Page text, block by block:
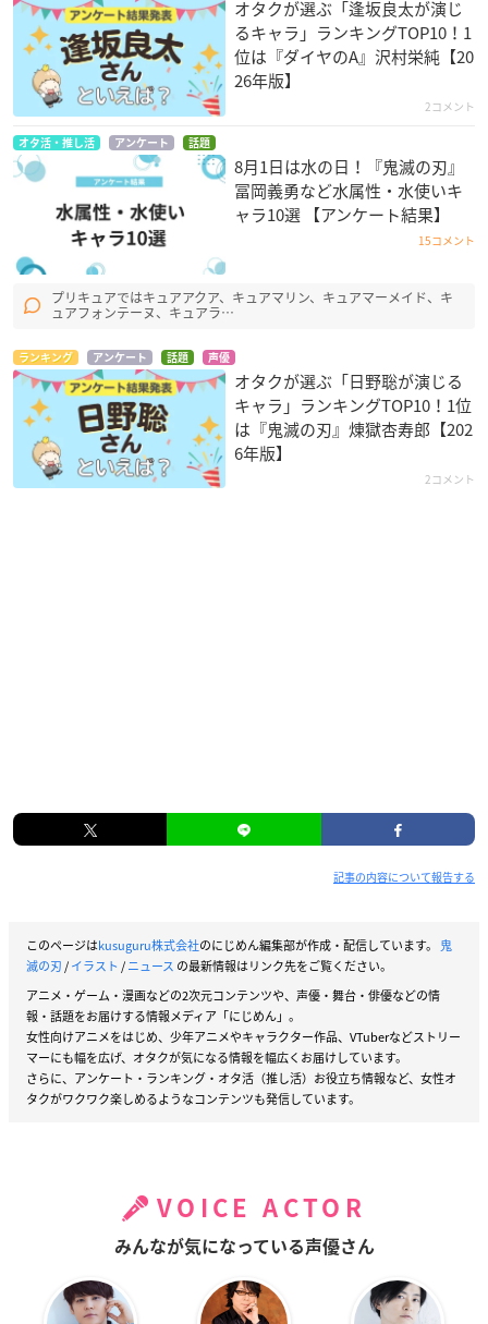
オタクが選ぶ「逢坂良太が演じ
るキャラ」ランキングTOP10！1
位は『ダイヤのA』沢村栄純【20
26年版】
2コメント
オタ活・推し活 アンケート 話題
8月1日は水の日！『鬼滅の刃』
冨岡義勇など水属性・水使いキ
ャラ10選 【アンケート結果】
15コメント
プリキュアではキュアアクア、キュアマリン、キュアマーメイド、キ
ュアフォンテーヌ、キュアラ…
ランキング アンケート 話題 声優
オタクが選ぶ「日野聡が演じる
キャラ」ランキングTOP10！1位
は『鬼滅の刃』煉󠄁獄杏寿郎【202
6年版】
2コメント
記事の内容について報告する
このページはkusuguru株式会社のにじめん編集部が作成・配信しています。 鬼
滅の刃/イラスト /ニュース の最新情報はリンク先をご覧ください。
アニメ・ゲーム・漫画などの2次元コンテンツや、声優・舞台・俳優などの情
報・話題をお届けする情報メディア「にじめん」。
女性向けアニメをはじめ、少年アニメやキャラクター作品、VTuberなどストリー
マーにも幅を広げ、オタクが気になる情報を幅広くお届けしています。
さらに、アンケート・ランキング・オタ活（推し活）お役立ち情報など、女性オ
タクがワクワク楽しめるようなコンテンツも発信しています。
VOICE ACTOR
みんなが気になっている声優さん